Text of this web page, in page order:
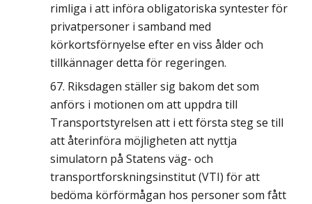
rimliga i att införa obligatoriska syntester för
privatpersoner i samband med
körkortsförnyelse efter en viss ålder och
tillkännager detta för regeringen.
Riksdagen ställer sig bakom det som
anförs i motionen om att uppdra till
Transportstyrelsen att i ett första steg se till
att återinföra möjligheten att nyttja
simulatorn på Statens väg- och
transportforskningsinstitut (VTI) för att
bedöma körförmågan hos personer som fått